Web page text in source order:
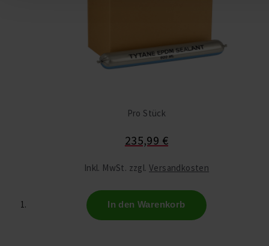
Nutzung der Dienste gesammelt haben.
Anpassen
Pro Stück
235,99 €
Inkl. MwSt. zzgl. Versandkosten
In den Warenkorb